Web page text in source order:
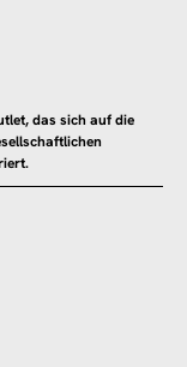
das sich auf die